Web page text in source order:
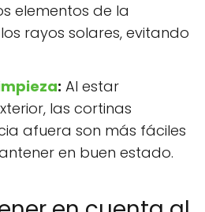
elementos de la
rayos solares, evitando
: Al estar
las cortinas
afuera son más fáciles
en buen estado.